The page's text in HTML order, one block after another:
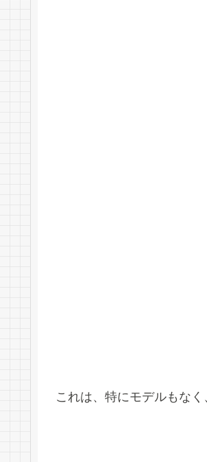
これは、特にモデルもな